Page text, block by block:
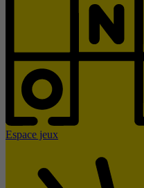
Espace jeux